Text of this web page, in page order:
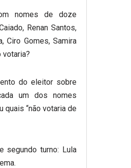
nomes de doze
Renan Santos,
Ciro Gomes, Samira
do eleitor sobre
um dos nomes
quais “não votaria de
segundo turno: Lula